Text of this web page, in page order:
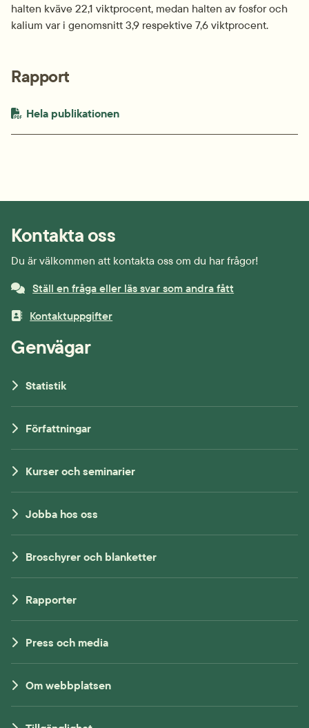
halten kväve 22,1 viktprocent, medan halten av fosfor och
kalium var i genomsnitt 3,9 respektive 7,6 viktprocent.
Rapport
PDF-fil.
Hela publikationenpdf, 868.8 kB.
Kontakta oss
Du är välkommen att kontakta oss om du har frågor!
Ställ en fråga eller läs svar som andra fått
Kontaktuppgifter
Genvägar
Statistik
Författningar
Kurser och seminarier
Jobba hos oss
Broschyrer och blanketter
Rapporter
Press och media
Om webbplatsen